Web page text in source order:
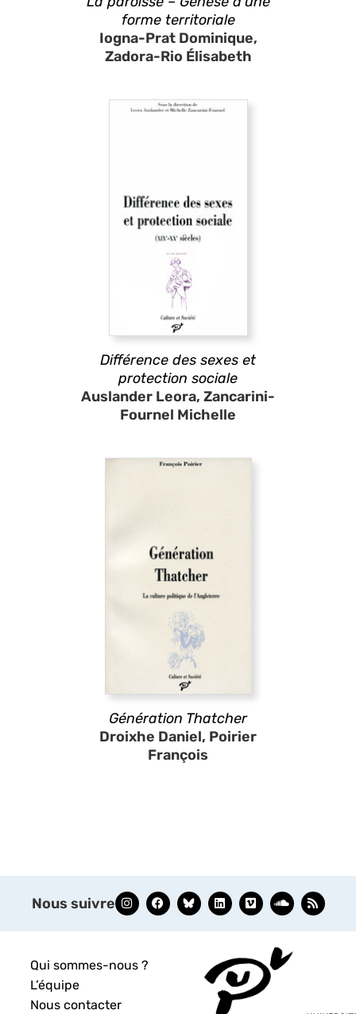
forme territoriale
Iogna-Prat Dominique,
Zadora-Rio Élisabeth
Différence des sexes et
protection sociale
Auslander Leora, Zancarini-
Fournel Michelle
Génération Thatcher
Droixhe Daniel, Poirier
François
Nous suivre
Qui sommes-nous ?
L’équipe
Nous contacter